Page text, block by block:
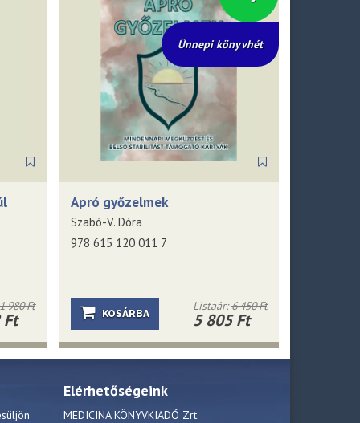
1 980 Ft
Ft
Ünnepi könyvhét
Apró győzelmek
Szabó-V. Dóra
978 615 120 011 7
Listaár:6 450 Ft
5 805 Ft
KOSÁRBA
Elérhetőségeink
MEDICINA KÖNYVKIADÓ Zrt.